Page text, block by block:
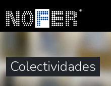
Colectividades